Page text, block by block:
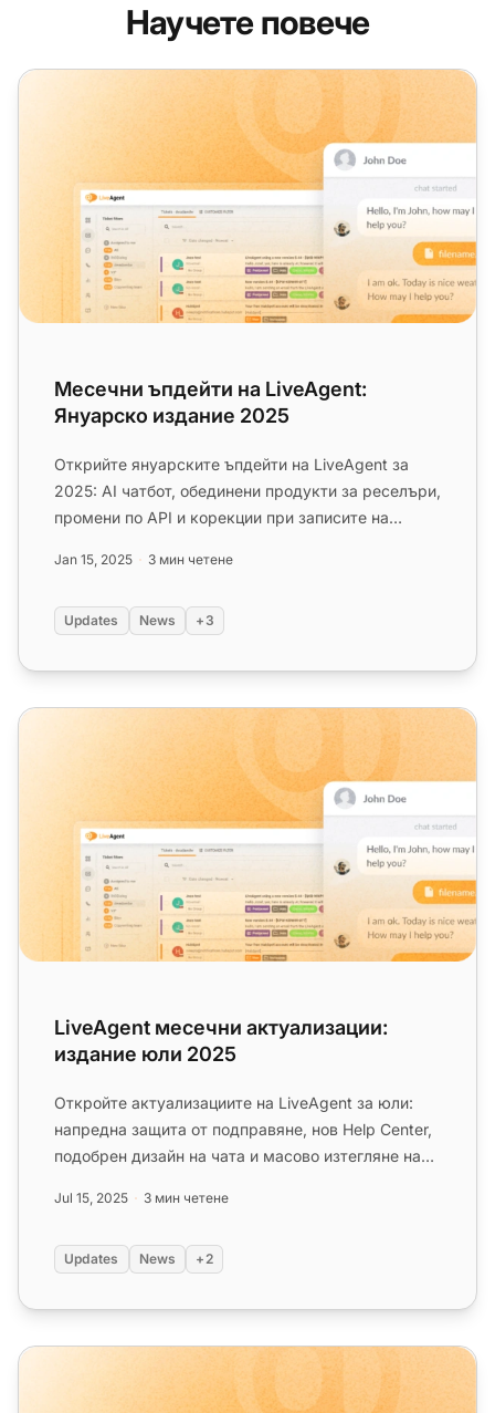
Научете повече
Месечни ъпдейти на LiveAgent: Януарско издание 2025
Месечни ъпдейти на LiveAgent:
Януарско издание 2025
Открийте януарските ъпдейти на LiveAgent за
2025: AI чатбот, обединени продукти за реселъри,
промени по API и корекции при записите на
Jan 15, 2025 3 мин четене
Updates News +3
LiveAgent месечни актуализации: издание юли 2025
LiveAgent месечни актуализации:
издание юли 2025
Откройте актуализациите на LiveAgent за юли:
напредна защита от подправяне, нов Help Center,
подобрен дизайн на чата и масово изтегляне на
Jul 15, 2025 3 мин четене
Updates News +2
LiveAgent месечни актуализации: юни 2025 издание